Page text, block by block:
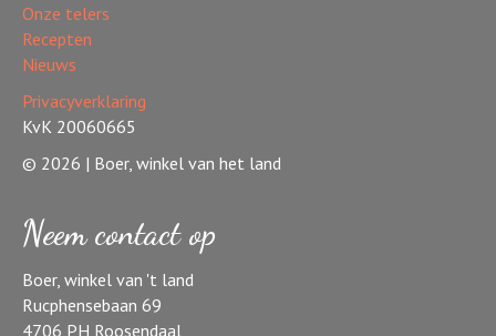
Onze telers
Recepten
Nieuws
Privacyverklaring
KvK 20060665
© 2026 | Boer, winkel van het land
Neem contact op
Boer, winkel van 't land
Rucphensebaan 69
4706 PH Roosendaal